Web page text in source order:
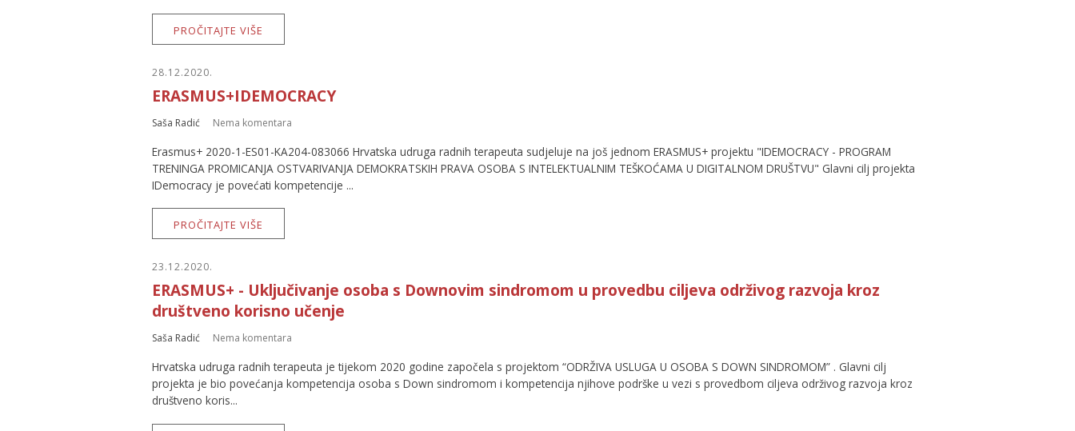
PROČITAJTE VIŠE
28.12.2020.
ERASMUS+IDEMOCRACY
Saša Radić Nema komentara
Erasmus+ 2020-1-ES01-KA204-083066 Hrvatska udruga radnih terapeuta sudjeluje na još jednom ERASMUS+ projektu "IDEMOCRACY - PROGRAM
TRENINGA PROMICANJA OSTVARIVANJA DEMOKRATSKIH PRAVA OSOBA S INTELEKTUALNIM TEŠKOĆAMA U DIGITALNOM DRUŠTVU" Glavni cilj projekta
IDemocracy je povećati kompetencije ...
PROČITAJTE VIŠE
23.12.2020.
ERASMUS+ - Uključivanje osoba s Downovim sindromom u provedbu ciljeva održivog razvoja kroz
društveno korisno učenje
Saša Radić Nema komentara
Hrvatska udruga radnih terapeuta je tijekom 2020 godine započela s projektom “ODRŽIVA USLUGA U OSOBA S DOWN SINDROMOM” . Glavni cilj
projekta je bio povećanja kompetencija osoba s Down sindromom i kompetencija njihove podrške u vezi s provedbom ciljeva održivog razvoja kroz
društveno koris...